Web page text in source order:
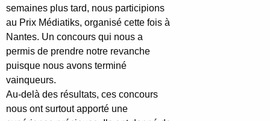
semaines plus tard, nous participions
au Prix Médiatiks, organisé cette fois à
Nantes. Un concours qui nous a
permis de prendre notre revanche
puisque nous avons terminé
vainqueurs.
Au-delà des résultats, ces concours
nous ont surtout apporté une